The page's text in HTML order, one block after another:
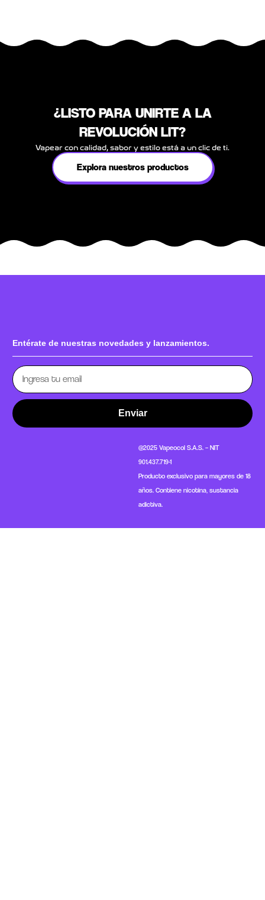
¿LISTO PARA UNIRTE A LA
REVOLUCIÓN LIT?
Vapear con calidad, sabor y estilo está a un clic de ti.
Explora nuestros productos
Entérate de nuestras novedades y lanzamientos.
Enviar
@2025 Vapeocol S.A.S. – NIT
901.437.719-1
Producto exclusivo para mayores de 18
años. Contiene nicotina, sustancia
adictiva.